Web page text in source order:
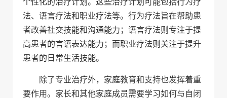
法、语言疗法和职业疗法等。行为疗法旨在帮助患
者改善社交技能和沟通能力；语言疗法则专注于提
高患者的言语表达能力；而职业疗法则关注于提升
患者的日常生活技能。
除了专业治疗外，家庭教育和支持也发挥着重
要作用。家长和其他家庭成员需要学习如何与自闭